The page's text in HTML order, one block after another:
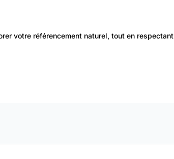
votre référencement naturel, tout en respectant